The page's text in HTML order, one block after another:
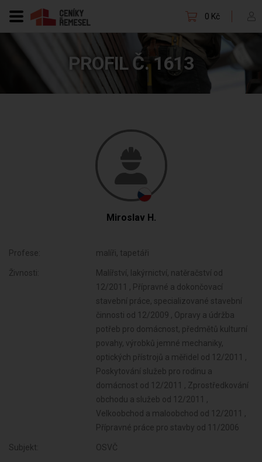
0 Kč
PROFIL Č. 1613
Miroslav H.
Profese: malíři, tapetáři
Živnosti:
Malířství, lakýrnictví, natěračství od
12/2011 , Přípravné a dokončovací
stavební práce, specializované stavební
činnosti od 12/2009 , Opravy a údržba
potřeb pro domácnost, předmětů kulturní
povahy, výrobků jemné mechaniky,
optických přístrojů a měřidel od 12/2011 ,
Poskytování služeb pro rodinu a
domácnost od 12/2011 , Zprostředkování
obchodu a služeb od 12/2011 ,
Velkoobchod a maloobchod od 12/2011 ,
Přípravné práce pro stavby od 11/2006
Subjekt: OSVČ